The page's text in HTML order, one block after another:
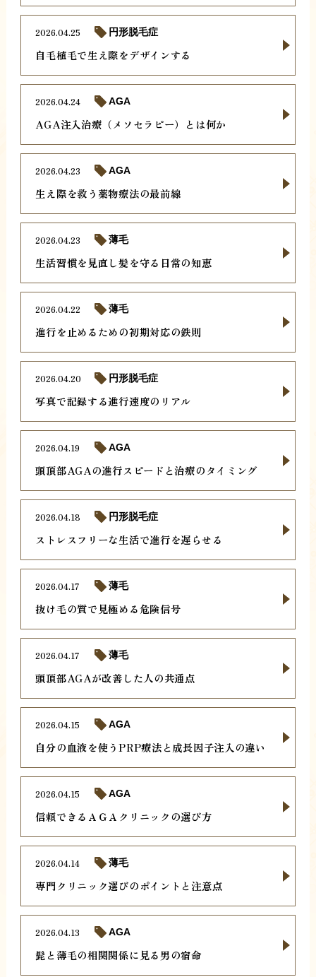
自毛植毛で生え際をデザインする
2026.04.25 円形脱毛症
AGA注入治療（メソセラピー）とは何か
2026.04.24 AGA
生え際を救う薬物療法の最前線
2026.04.23 AGA
生活習慣を見直し髪を守る日常の知恵
2026.04.23 薄毛
進行を止めるための初期対応の鉄則
2026.04.22 薄毛
写真で記録する進行速度のリアル
2026.04.20 円形脱毛症
頭頂部AGAの進行スピードと治療のタイミング
2026.04.19 AGA
ストレスフリーな生活で進行を遅らせる
2026.04.18 円形脱毛症
抜け毛の質で見極める危険信号
2026.04.17 薄毛
頭頂部AGAが改善した人の共通点
2026.04.17 薄毛
自分の血液を使うPRP療法と成長因子注入の違い
2026.04.15 AGA
信頼できるＡＧＡクリニックの選び方
2026.04.15 AGA
専門クリニック選びのポイントと注意点
2026.04.14 薄毛
髭と薄毛の相関関係に見る男の宿命
2026.04.13 AGA